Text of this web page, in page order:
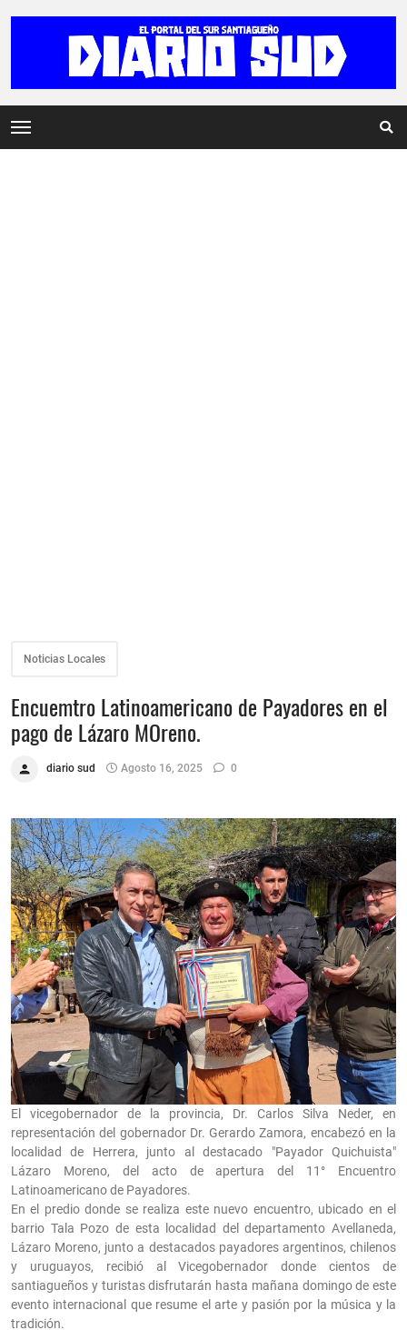
Noticias Locales
Encuemtro Latinoamericano de Payadores en el
pago de Lázaro MOreno.
diario sud Agosto 16, 2025 0
El vicegobernador de la provincia, Dr. Carlos Silva Neder, en
representación del gobernador Dr. Gerardo Zamora, encabezó en la
localidad de Herrera, junto al destacado "Payador Quichuista"
Lázaro Moreno, del acto de apertura del 11° Encuentro
Latinoamericano de Payadores.
En el predio donde se realiza este nuevo encuentro, ubicado en el
barrio Tala Pozo de esta localidad del departamento Avellaneda,
Lázaro Moreno, junto a destacados payadores argentinos, chilenos
y uruguayos, recibió al Vicegobernador donde cientos de
santiagueños y turistas disfrutarán hasta mañana domingo de este
evento internacional que resume el arte y pasión por la música y la
tradición.